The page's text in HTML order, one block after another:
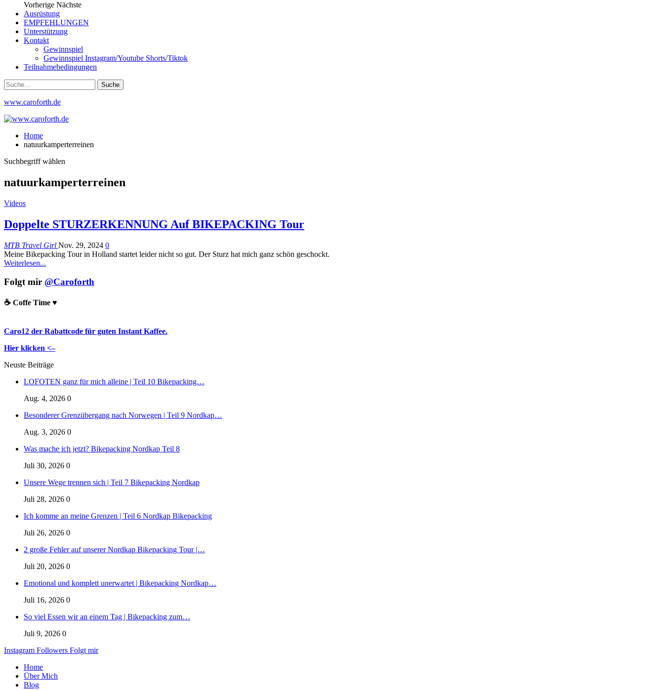
Vorherige Nächste
Ausrüstung
EMPFEHLUNGEN
Unterstützung
Kontakt
Gewinnspiel
Gewinnspiel Instagram/Youtube Shorts/Tiktok
Teilnahmebedingungen
www.caroforth.de
Home
natuurkamperterreinen
Suchbegriff wählen
natuurkamperterreinen
Videos
Doppelte STURZERKENNUNG Auf BIKEPACKING Tour
MTB Travel Girl Nov. 29, 2024 0
Meine Bikepacking Tour in Holland startet leider nicht so gut. Der Sturz hat mich ganz schön geschockt.
Weiterlesen...
Folgt mir @Caroforth
☕️ Coffe Time ♥️
Caro12 der Rabattcode für guten Instant Kaffee.
Hier klicken <–
Neuste Beiträge
LOFOTEN ganz für mich alleine | Teil 10 Bikepacking…
Aug. 4, 2026 0
Besonderer Grenzübergang nach Norwegen | Teil 9 Nordkap…
Aug. 3, 2026 0
Was mache ich jetzt? Bikepacking Nordkap Teil 8
Juli 30, 2026 0
Unsere Wege trennen sich | Teil 7 Bikepacking Nordkap
Juli 28, 2026 0
Ich komme an meine Grenzen | Teil 6 Nordkap Bikepacking
Juli 26, 2026 0
2 große Fehler auf unserer Nordkap Bikepacking Tour |…
Juli 20, 2026 0
Emotional und komplett unerwartet | Bikepacking Nordkap…
Juli 16, 2026 0
So viel Essen wir an einem Tag | Bikepacking zum…
Juli 9, 2026 0
Instagram Followers Folgt mir
Home
Über Mich
Blog